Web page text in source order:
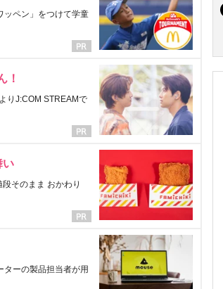
ッペン」をつけて学童
！
りJ:COM STREAMで
い
そのまま おかわり
ーの製品担当者が用